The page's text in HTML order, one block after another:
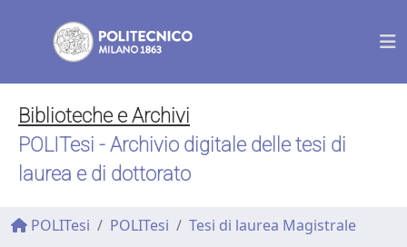
Biblioteche e Archivi
POLITesi - Archivio digitale delle tesi di
laurea e di dottorato
POLITesi POLITesi Tesi di laurea Magistrale